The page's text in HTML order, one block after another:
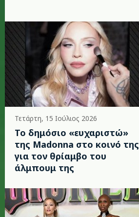
Τετάρτη, 15 Ιούλιος 2026
Το δημόσιο «ευχαριστώ»
της Madonna στο κοινό της
για τον θρίαμβο του
άλμπουμ της